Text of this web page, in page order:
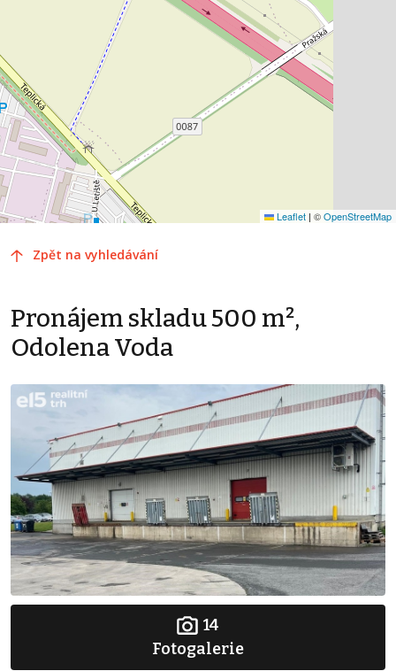
Leaflet | ©OpenStreetMap
Zpět na vyhledávání
Pronájem skladu 500 m²,
Odolena Voda
14
Fotogalerie